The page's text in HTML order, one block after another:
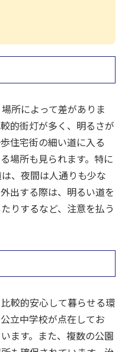
所によって差がありま
的街灯が多く、明るさが
住宅街の細い道に入る
場所も見られます。特に
、夜間は人通りも少な
出する際は、明るい道を
りするなど、注意を払う
較的安心して暮らせる環
立中学校が点在してお
ます。また、複数の公園